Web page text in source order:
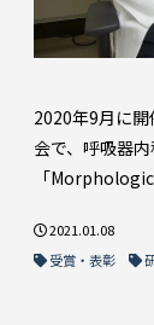
2020年9月に
会で、呼吸器
「
2021.01.08
受賞・表彰